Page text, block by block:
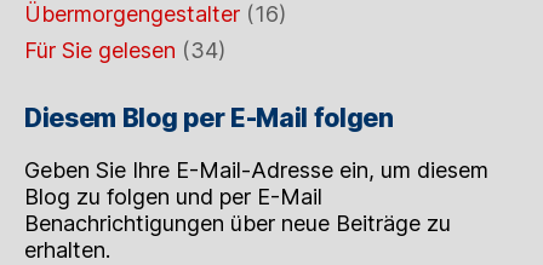
Übermorgengestalter (16)
Für Sie gelesen (34)
Diesem Blog per E-Mail folgen
Geben Sie Ihre E-Mail-Adresse ein, um diesem
Blog zu folgen und per E-Mail
Benachrichtigungen über neue Beiträge zu
erhalten.